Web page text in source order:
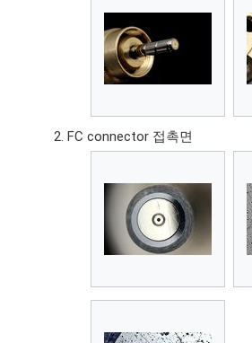
FC connector 접촉면